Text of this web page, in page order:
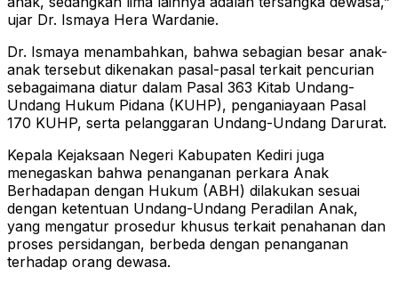
ujar Dr. Ismaya Hera Wardanie.
Dr. Ismaya menambahkan, bahwa sebagian besar anak-
anak tersebut dikenakan pasal-pasal terkait pencurian
sebagaimana diatur dalam Pasal 363 Kitab Undang-
Undang Hukum Pidana (KUHP), penganiayaan Pasal
170 KUHP, serta pelanggaran Undang-Undang Darurat.
Kepala Kejaksaan Negeri Kabupaten Kediri juga
menegaskan bahwa penanganan perkara Anak
Berhadapan dengan Hukum (ABH) dilakukan sesuai
dengan ketentuan Undang-Undang Peradilan Anak,
yang mengatur prosedur khusus terkait penahanan dan
proses persidangan, berbeda dengan penanganan
terhadap orang dewasa.